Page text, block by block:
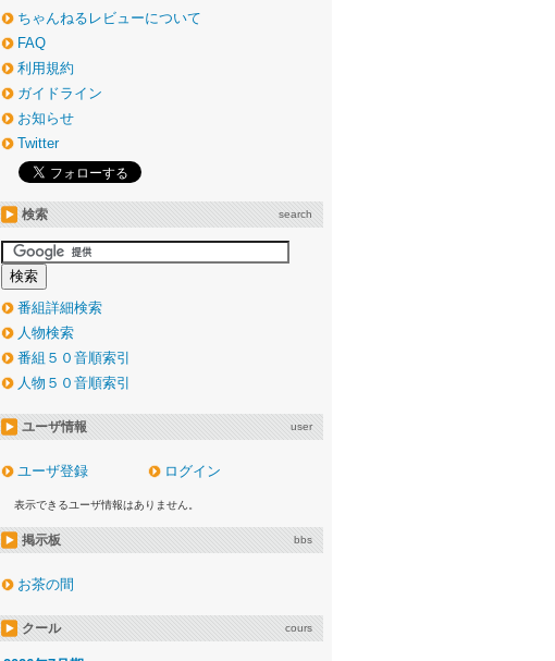
ちゃんねるレビューについて
FAQ
利用規約
ガイドライン
お知らせ
Twitter
検索 search
番組詳細検索
人物検索
番組５０音順索引
人物５０音順索引
ユーザ情報 user
ユーザ登録 ログイン
表示できるユーザ情報はありません。
掲示板 bbs
お茶の間
クール cours